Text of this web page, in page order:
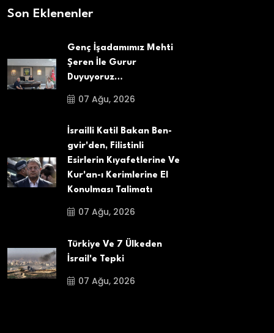
Son Eklenenler
Genç İşadamımız Mehti
Şeren İle Gurur
Duyuyoruz…
07 Ağu, 2026
İsrailli Katil Bakan Ben-
gvir'den, Filistinli
Esirlerin Kıyafetlerine Ve
Kur'an-ı Kerimlerine El
Konulması Talimatı
07 Ağu, 2026
Türkiye Ve 7 Ülkeden
İsrail'e Tepki
07 Ağu, 2026